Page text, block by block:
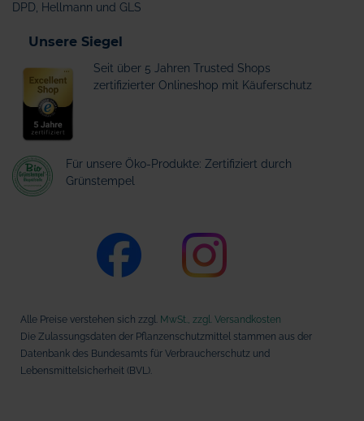
DPD, Hellmann und GLS
Unsere Siegel
Seit über 5 Jahren Trusted Shops
zertifizierter Onlineshop mit Käuferschutz
Für unsere Öko-Produkte: Zertifiziert durch
Grünstempel
Alle Preise verstehen sich zzgl. MwSt., zzgl. Versandkosten
Die Zulassungsdaten der Pflanzenschutzmittel stammen aus der
Datenbank des Bundesamts für Verbraucherschutz und
Lebensmittelsicherheit (BVL).